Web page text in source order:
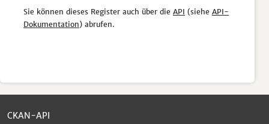
Sie können dieses Register auch über die API (siehe API-
Dokumentation) abrufen.
CKAN-API